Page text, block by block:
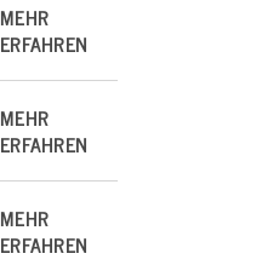
MEHR
ERFAHREN
MEHR
ERFAHREN
MEHR
ERFAHREN